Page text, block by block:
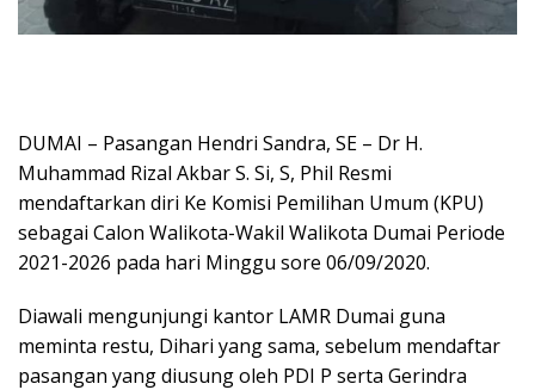
DUMAI – Pasangan Hendri Sandra, SE – Dr H.
Muhammad Rizal Akbar S. Si, S, Phil Resmi
mendaftarkan diri Ke Komisi Pemilihan Umum (KPU)
sebagai Calon Walikota-Wakil Walikota Dumai Periode
2021-2026 pada hari Minggu sore 06/09/2020.
Diawali mengunjungi kantor LAMR Dumai guna
meminta restu, Dihari yang sama, sebelum mendaftar
pasangan yang diusung oleh PDI P serta Gerindra